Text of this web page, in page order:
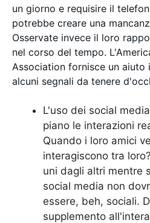
un giorno e requisire il
potrebbe creare una
Osservate invece il loro
nel corso del tempo.
Association fornisce un aiuto
alcuni segnali da tenere
L'uso dei social
piano le interazioni
Quando i loro amici
interagiscono tra
uni dagli altri mentre
social media non
essere, beh, sociali.
supplemento